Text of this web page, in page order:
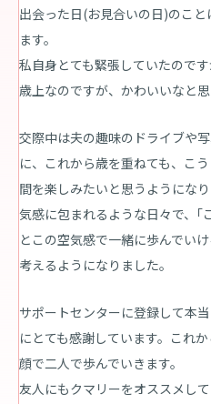
出会った日(お見合いの日)のこ
ます。
私自身とても緊張していたので
歳上なのですが、かわいいなと思
交際中は夫の趣味のドライブや
に、これから歳を重ねても、こ
間を楽しみたいと思うようにな
気感に包まれるような日々で、｢
とこの空気感で一緒に歩んでい
考えるようになりました。
サポートセンターに登録して本
にとても感謝しています。これ
顔で二人で歩んでいきます。
友人にもクマリーをオススメし